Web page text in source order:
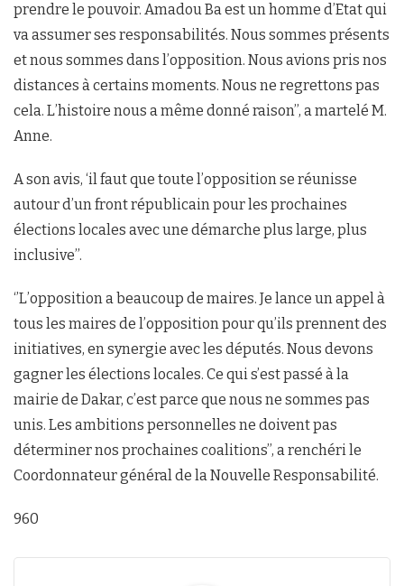
prendre le pouvoir. Amadou Ba est un homme d’Etat qui
va assumer ses responsabilités. Nous sommes présents
et nous sommes dans l’opposition. Nous avions pris nos
distances à certains moments. Nous ne regrettons pas
cela. L’histoire nous a même donné raison’’, a martelé M.
Anne.
A son avis, ‘il faut que toute l’opposition se réunisse
autour d’un front républicain pour les prochaines
élections locales avec une démarche plus large, plus
inclusive’’.
‘’L’opposition a beaucoup de maires. Je lance un appel à
tous les maires de l’opposition pour qu’ils prennent des
initiatives, en synergie avec les députés. Nous devons
gagner les élections locales. Ce qui s’est passé à la
mairie de Dakar, c’est parce que nous ne sommes pas
unis. Les ambitions personnelles ne doivent pas
déterminer nos prochaines coalitions’’, a renchéri le
Coordonnateur général de la Nouvelle Responsabilité.
960